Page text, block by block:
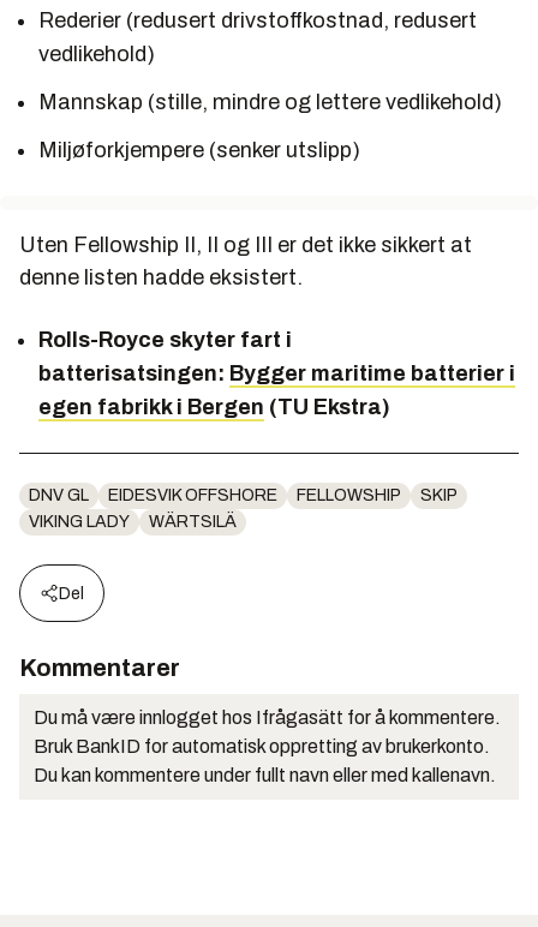
Rederier (redusert drivstoffkostnad, redusert
vedlikehold)
Mannskap (stille, mindre og lettere vedlikehold)
Miljøforkjempere (senker utslipp)
Uten Fellowship II, II og III er det ikke sikkert at
denne listen hadde eksistert.
Rolls-Royce skyter fart i
batterisatsingen: Bygger maritime batterier i
egen fabrikk i Bergen (TU Ekstra)
DNV GL EIDESVIK OFFSHORE FELLOWSHIP
SKIP
VIKING LADY
WÄRTSILÄ
Del
Kommentarer
Du må være innlogget hos Ifrågasätt for å kommentere.
Bruk BankID for automatisk oppretting av brukerkonto.
Du kan kommentere under fullt navn eller med kallenavn.